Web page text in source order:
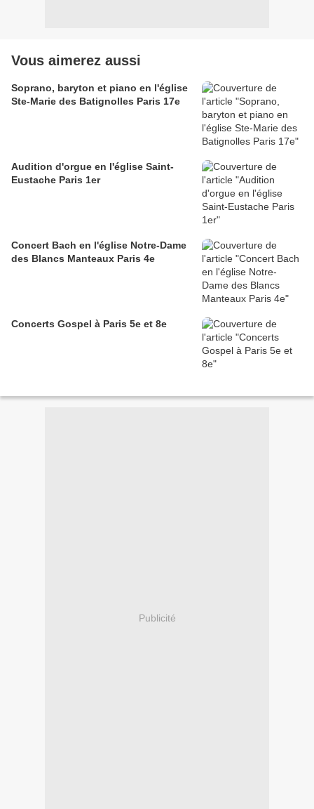
Vous aimerez aussi
Soprano, baryton et piano en l'église
Ste-Marie des Batignolles Paris 17e
Audition d'orgue en l'église Saint-
Eustache Paris 1er
Concert Bach en l'église Notre-Dame
des Blancs Manteaux Paris 4e
Concerts Gospel à Paris 5e et 8e
Publicité